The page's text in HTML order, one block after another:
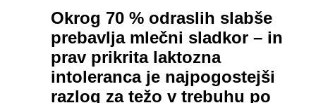
Okrog 70 % odraslih slabše
prebavlja mlečni sladkor – in
prav prikrita laktozna
intoleranca je najpogostejši
razlog za težo v trebuhu po